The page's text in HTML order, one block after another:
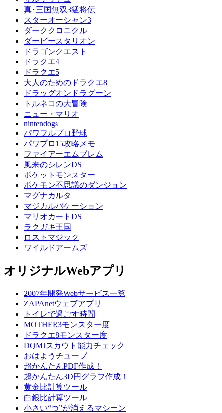
真･三国無双3猛将伝
スターオーシャン3
ダーククロニクル
ダービースタリオン
ドラゴンクエスト
ドラクエ4
ドラクエ5
大人のためのドラクエ8
ドラッグオンドラグーン
トルネコの大冒険
ニュー・マリオ
nintendogs
パワフルプロ野球
パワプロ15攻略メモ
ファイアーエムブレム
風来のシレンDS
ポケットモンスター
ポケモン不思議のダンジョン
マグナカルタ
マジカルバケーション
マリオカートDS
ラクガキ王国
ロストマジック
ワイルドアームズ
オリジナルWebアプリ
2007年開発Webサービス一覧
ZAPAnetウェブアプリ
トイレで過ごす時間
MOTHER3モンスター度
ドラクエ8モンスター度
DQMJスカウト能力チェック
おはようチューブ
超かんたんPDF作成！
超かんたん3D円グラフ作成！
黄金比計算ツール
白銀比計算ツール
小さい“つ”が消えるマシーン